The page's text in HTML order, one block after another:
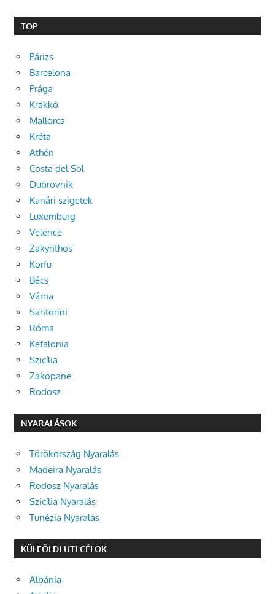
TOP
Párizs
Barcelona
Prága
Krakkó
Mallorca
Kréta
Athén
Costa del Sol
Dubrovnik
Kanári szigetek
Luxemburg
Velence
Zakynthos
Korfu
Bécs
Várna
Santorini
Róma
Kefalonia
Szicília
Zakopane
Rodosz
NYARALÁSOK
Törökország Nyaralás
Madeira Nyaralás
Rodosz Nyaralás
Szicília Nyaralás
Tunézia Nyaralás
KÜLFÖLDI UTI CÉLOK
Albánia